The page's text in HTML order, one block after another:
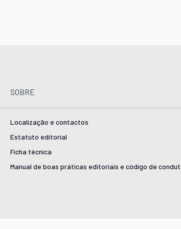
SOBRE
Localização e contactos
Estatuto editorial
Ficha técnica
Manual de boas práticas editoriais e código de